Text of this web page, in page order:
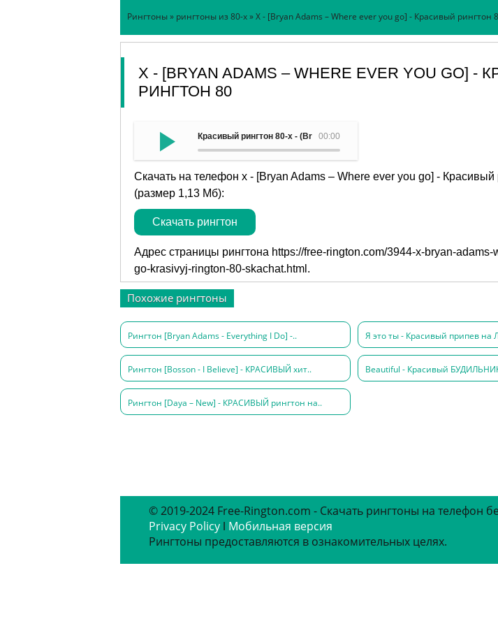
Рингтоны» рингтоны из 80-х» Х - [Bryan Adams – Where ever you go] - Красивый рингтон
Х - [BRYAN ADAMS – WHERE EVER YOU GO] -
РИНГТОН 80
00:00
Красивый рингтон 80-х - (Bryan Adams – Where ever you go)
Скачать на телефон х - [Bryan Adams – Where ever you go] - Красивый
(размер 1,13 Мб):
Скачать рингтон
Адрес страницы рингтона https://free-rington.com/3944-x-bryan-adams-
go-krasivyj-rington-80-skachat.html .
Похожие рингтоны
Рингтон [Bryan Adams - Everything I Do] -.. Я это ты - Красивый припев
Рингтон [Bosson - I Believe] - КРАСИВЫЙ хит.. Beautiful - Красивый
Рингтон [Daya – New] - КРАСИВЫЙ рингтон на..
© 2019-2024 Free-Rington.com - Скачать рингтоны на телефон
Privacy Policy ǀ Мобильная версия
Рингтоны предоставляются в ознакомительных целях.